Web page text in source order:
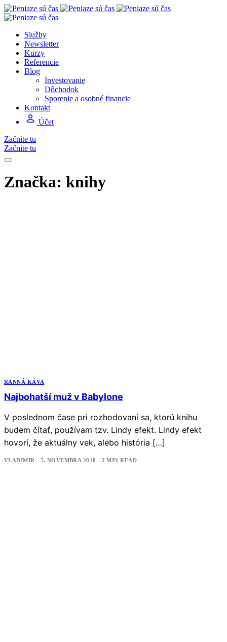
Služby
Newsletter
Kurzy
Referencie
Blog
Investovanie
Dôchodok
Sporenie a osobné financie
Kontakt
Účet
Začnite tu
Začnite tu
Značka: knihy
RANNÁ KÁVA
Najbohatší muž v Babylone
V poslednom čase pri rozhodovaní sa, ktorú knihu
budem čítať, používam tzv. Lindy efekt. Lindy efekt
hovorí, že aktuálny vek, alebo história […]
VLADIMIR 5. NOVEMBRA 2018 2 MIN READ